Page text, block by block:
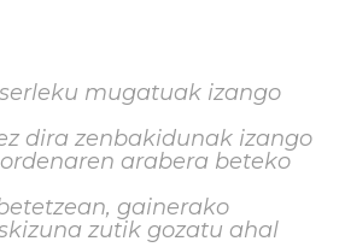
mugatuak izango
dira zenbakidunak izango
arabera beteko
gainerako
zutik gozatu ahal